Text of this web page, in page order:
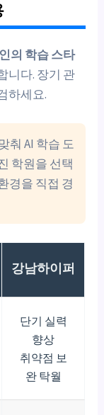
의 학습 스타
니다. 장기 관
하세요.
춰 AI 학습 도
학원을 선택
경을 직접 경
강남하이퍼
단기 실력
향상
취약점 보
완 탁월